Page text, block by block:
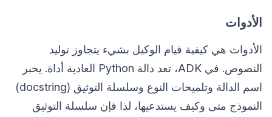
الأدوات
الأدوات هي كيفية قيام الوكيل بشيء يتجاوز توليد
النصوص. في ADK، تعد دالة Python العادية أداة. يخبر
اسم الدالة وتلميحات النوع وسلسلة التوثيق (docstring)
النموذج متى وكيف يستدعيها، لذا فإن سلسلة التوثيق